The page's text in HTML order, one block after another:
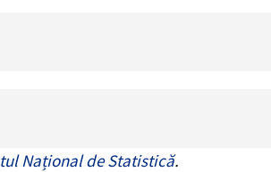
Național de Statistică.